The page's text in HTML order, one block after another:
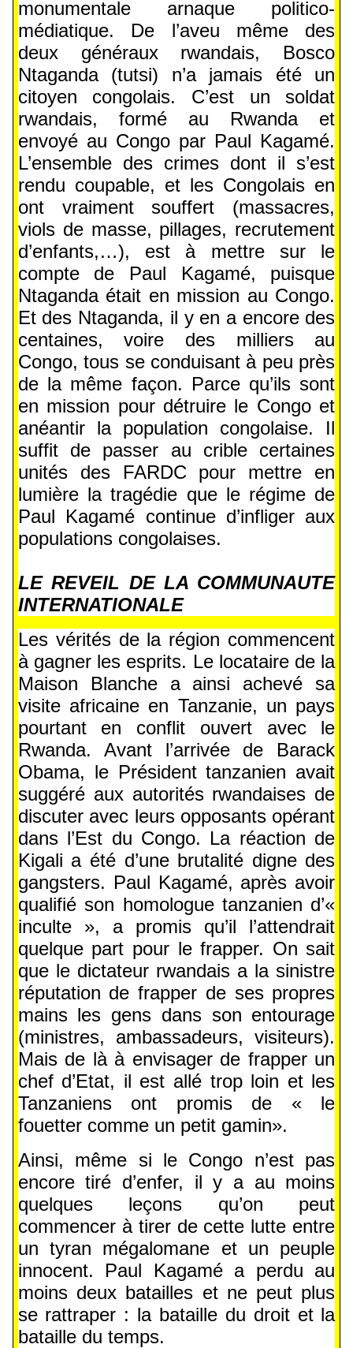
monumentale arnaque politico-
médiatique. De l’aveu même des
deux généraux rwandais, Bosco
Ntaganda (tutsi) n’a jamais été un
citoyen congolais. C’est un soldat
rwandais, formé au Rwanda et
envoyé au Congo par Paul Kagamé.
L’ensemble des crimes dont il s’est
rendu coupable, et les Congolais en
ont vraiment souffert (massacres,
viols de masse, pillages, recrutement
d’enfants,…), est à mettre sur le
compte de Paul Kagamé, puisque
Ntaganda était en mission au Congo.
Et des Ntaganda, il y en a encore des
centaines, voire des milliers au
Congo, tous se conduisant à peu près
de la même façon. Parce qu’ils sont
en mission pour détruire le Congo et
anéantir la population congolaise. Il
suffit de passer au crible certaines
unités des FARDC pour mettre en
lumière la tragédie que le régime de
Paul Kagamé continue d’infliger aux
populations congolaises.
LE REVEIL DE LA COMMUNAUTE
INTERNATIONALE
Les vérités de la région commencent
à gagner les esprits. Le locataire de la
Maison Blanche a ainsi achevé sa
visite africaine en Tanzanie, un pays
pourtant en conflit ouvert avec le
Rwanda. Avant l’arrivée de Barack
Obama, le Président tanzanien avait
suggéré aux autorités rwandaises de
discuter avec leurs opposants opérant
dans l’Est du Congo. La réaction de
Kigali a été d’une brutalité digne des
gangsters. Paul Kagamé, après avoir
qualifié son homologue tanzanien d’«
inculte », a promis qu’il l’attendrait
quelque part pour le frapper. On sait
que le dictateur rwandais a la sinistre
réputation de frapper de ses propres
mains les gens dans son entourage
(ministres, ambassadeurs, visiteurs).
Mais de là à envisager de frapper un
chef d’Etat, il est allé trop loin et les
Tanzaniens ont promis de « le
fouetter comme un petit gamin».
Ainsi, même si le Congo n’est pas
encore tiré d’enfer, il y a au moins
quelques leçons qu’on peut
commencer à tirer de cette lutte entre
un tyran mégalomane et un peuple
innocent. Paul Kagamé a perdu au
moins deux batailles et ne peut plus
se rattraper : la bataille du droit et la
bataille du temps.